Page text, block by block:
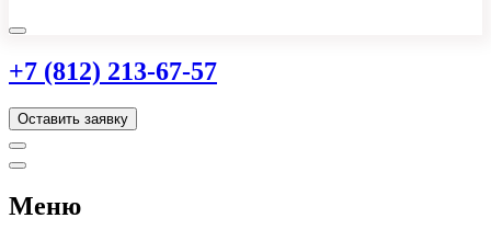
+7 (812) 213-67-57
Оставить заявку
Меню